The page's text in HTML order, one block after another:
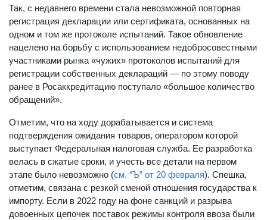
Так, с недавнего времени стала невозможной повторная
регистрация декларации или сертификата, основанных на
одном и том же протоколе испытаний. Такое обновление
нацелено на борьбу с использованием недобросовестными
участниками рынка «чужих» протоколов испытаний для
регистрации собственных деклараций — по этому поводу
ранее в Росаккредитацию поступало «большое количество
обращений».
Отметим, что на ходу дорабатывается и система
подтверждения ожидания товаров, оператором которой
выступает Федеральная налоговая служба. Ее разработка
велась в сжатые сроки, и учесть все детали на первом
этапе было невозможно (см. “Ъ” от 20 февраля). Спешка,
отметим, связана с резкой сменой отношения государства к
импорту. Если в 2022 году на фоне санкций и разрыва
довоенных цепочек поставок режимы контроля ввоза были